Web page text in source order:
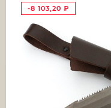
-8 103,20 ₽